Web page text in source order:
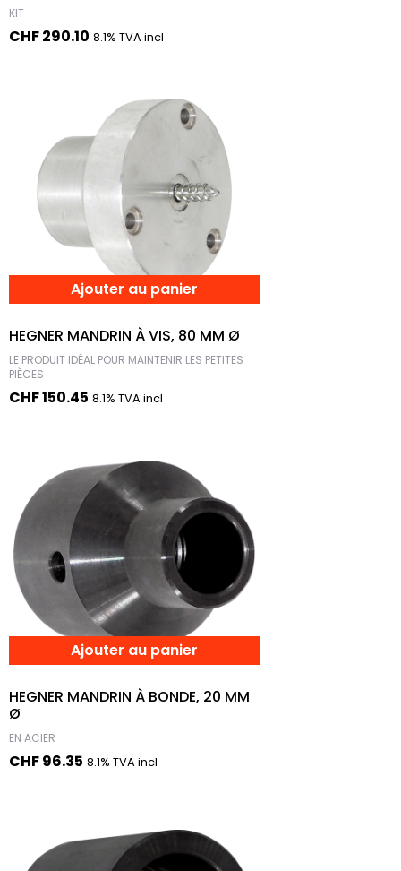
KIT
CHF290.10 8.1% TVA incl
Ajouter au panier
HEGNER MANDRIN À VIS, 80 MM Ø
LE PRODUIT IDÉAL POUR MAINTENIR LES PETITES
PIÈCES
CHF150.45 8.1% TVA incl
Ajouter au panier
HEGNER MANDRIN À BONDE, 20 MM
Ø
EN ACIER
CHF96.35 8.1% TVA incl